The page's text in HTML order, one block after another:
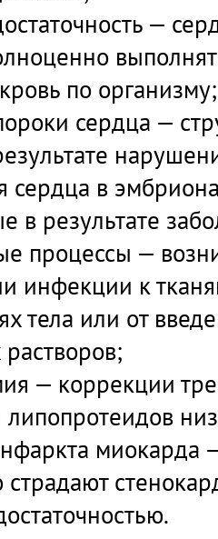
—
по организму;
сердца —
сердца в
в результате
процессы —
инфекции к
тела или от
— коррекции
страдают